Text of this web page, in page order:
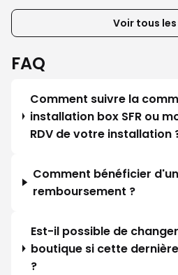
Voir tous
FAQ
Comment suivre la
installation box SFR ou
RDV de votre installation
Comment bénéficier
remboursement ?
Est-il possible de
boutique si cette
?